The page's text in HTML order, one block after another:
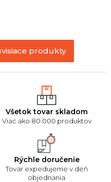
Všetok tovar skladom
Viac ako 80.000 produktov
Rýchle doručenie
Tovar expedujeme v deň
objednania
produkty